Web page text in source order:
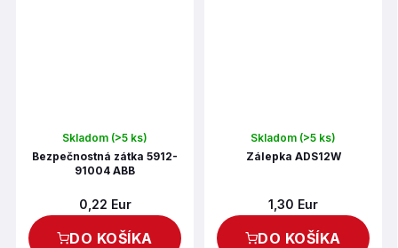
Skladom (>5 ks)
Bezpečnostná zátka 5912-
91004 ABB
0,22 Eur
DO KOŠÍKA
Skladom (>5 ks)
Zálepka ADS12W
1,30 Eur
DO KOŠÍKA